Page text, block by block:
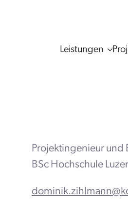
Leistungen
Projektingenieur und
BSc Hochschule